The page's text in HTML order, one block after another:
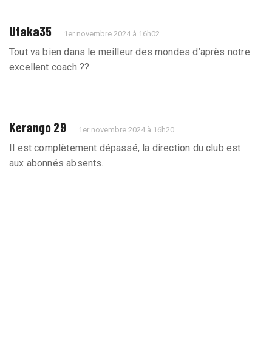
Utaka35 1er novembre 2024 à 16h02
Tout va bien dans le meilleur des mondes d’après notre
excellent coach ??
Kerango 29 1er novembre 2024 à 16h20
Il est complètement dépassé, la direction du club est
aux abonnés absents.